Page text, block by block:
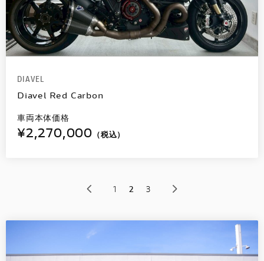
DIAVEL
Diavel Red Carbon
車両本体価格
¥2,270,000 （税込）
1 2 3